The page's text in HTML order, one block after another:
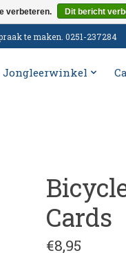
te maken. 0251-237284
Jongleerwinkel
Cards
€8,95
verbeteren. Dit bericht